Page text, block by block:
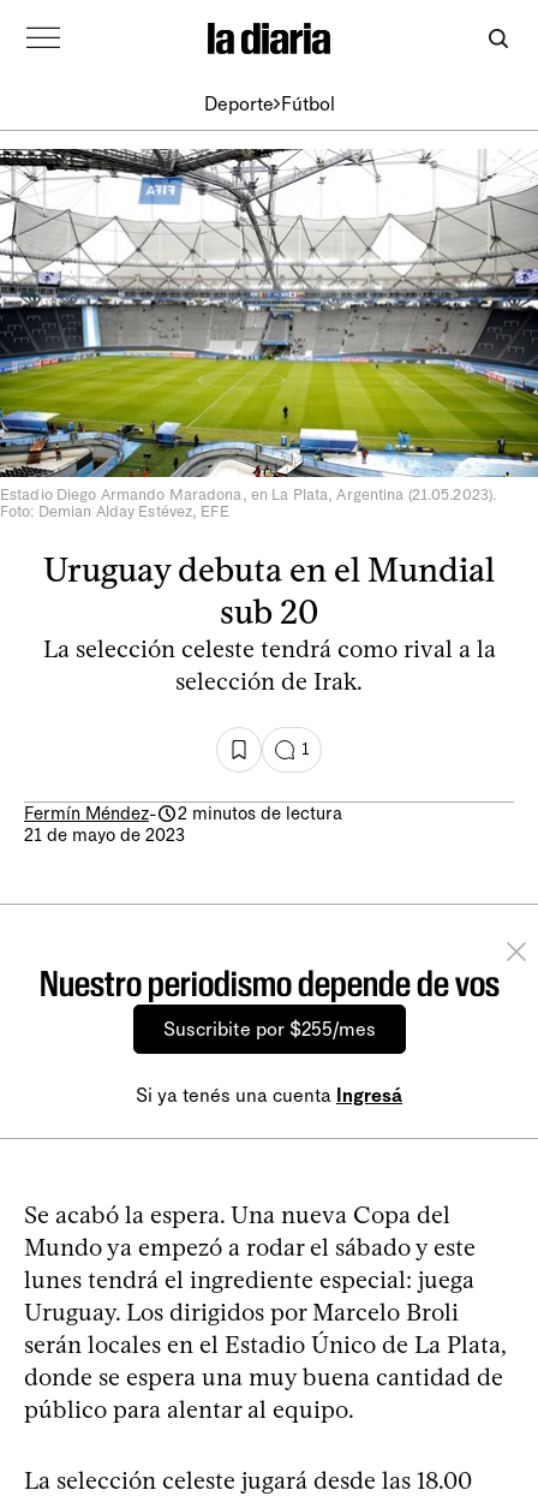
Deporte Fútbol
Estadio Diego Armando Maradona, en La Plata, Argentina (21.05.2023).
Foto: Demian Alday Estévez, EFE
Uruguay debuta en el Mundial
sub 20
La selección celeste tendrá como rival a la
selección de Irak.
1
Fermín Méndez-
2 minutos de lectura
21 de mayo de 2023
Nuestro periodismo depende de vos
Suscribite por $255/mes
Si ya tenés una cuenta Ingresá
Se acabó la espera. Una nueva Copa del
Mundo ya empezó a rodar el sábado y este
lunes tendrá el ingrediente especial: juega
Uruguay. Los dirigidos por Marcelo Broli
serán locales en el Estadio Único de La Plata,
donde se espera una muy buena cantidad de
público para alentar al equipo.
La selección celeste jugará desde las 18.00